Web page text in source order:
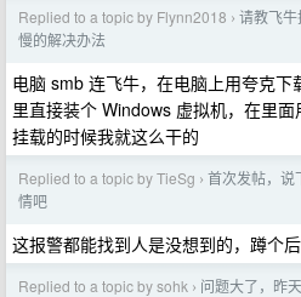
Replied to a topic by Flynn2018 › 请教飞
慢的解决办法
电脑 smb 连飞牛，在电脑上用夸克
里直接装个 Windows 虚拟机，在里
挂载的时候我就这么干的
Replied to a topic by TieSg › 首次发帖，说
情吧
这报警都能找到人是没想到的，蹲个
Replied to a topic by sohk › 问题大了，昨